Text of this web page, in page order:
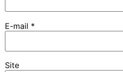
E-mail *
Site